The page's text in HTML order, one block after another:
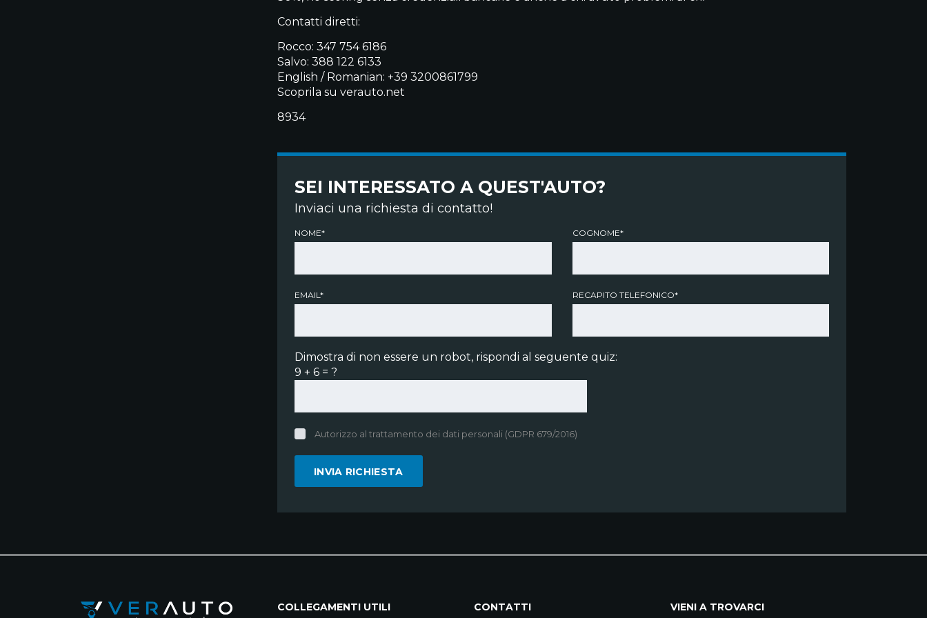
Contatti diretti:
Rocco: 347 754 6186
Salvo: 388 122 6133
English / Romanian: +39 3200861799
Scoprila su verauto.net
8934
SEI INTERESSATO A QUEST'AUTO?
Inviaci una richiesta di contatto!
NOME*
EMAIL*
COGNOME*
RECAPITO TELEFONICO*
Dimostra di non essere un robot, rispondi al seguente quiz:
9 + 6 = ?
Autorizzo al trattamento dei dati personali (GDPR 679/2016)
COLLEGAMENTI UTILI CONTATTI VIENI A TROVARCI